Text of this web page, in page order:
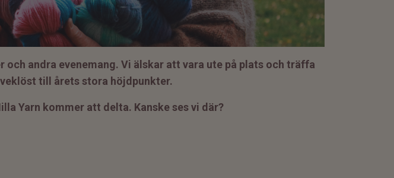
andra evenemang. Vi älskar att vara ute på plats och träffa
till årets stora höjdpunkter.
Yarn kommer att delta. Kanske ses vi där?